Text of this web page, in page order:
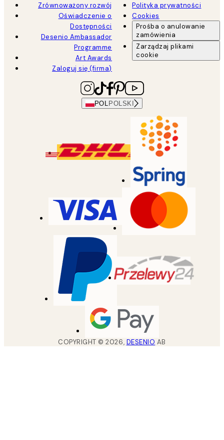
Zrównoważony rozwój
Oświadczenie o
Dostępności
Desenio Ambassador
Programme
Art Awards
Zaloguj się (firma)
Polityka prywatności
Cookies
Prośba o anulowanie
zamówienia
Zarządzaj plikami
cookie
POL POLSKI
COPYRIGHT ©2026, DESENIO AB